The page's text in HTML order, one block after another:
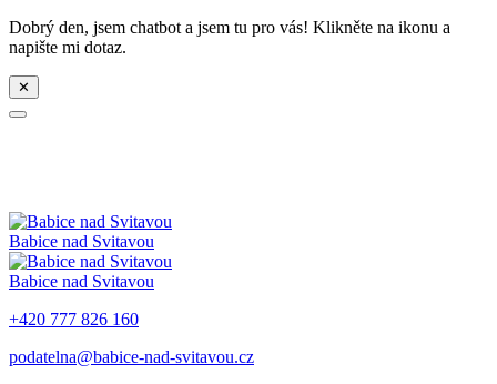
Dobrý den, jsem chatbot a jsem tu pro vás! Klikněte na ikonu a
napište mi dotaz.
✕
Babice nad Svitavou
Babice nad Svitavou
+420 777 826 160
podatelna@babice-nad-svitavou.cz